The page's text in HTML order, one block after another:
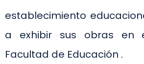
establecimiento
a exhibir sus obras
Facultad de Educación .